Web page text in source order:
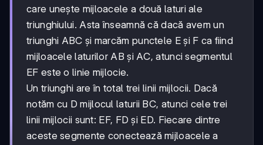
care unește mijloacele a două laturi ale
triunghiului. Asta înseamnă că dacă avem un
triunghi ABC și marcăm punctele E și F ca fiind
mijloacele laturilor AB și AC, atunci segmentul
EF este o linie mijlocie.
Un triunghi are în total trei linii mijlocii. Dacă
notăm cu D mijlocul laturii BC, atunci cele trei
linii mijlocii sunt: EF, FD și ED. Fiecare dintre
aceste segmente conectează mijloacele a